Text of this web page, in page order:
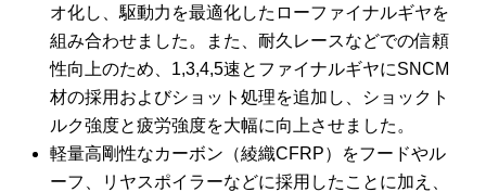
オ化し、駆動力を最適化したローファイナルギヤを
組み合わせました。また、耐久レースなどでの信頼
性向上のため、1,3,4,5速とファイナルギヤにSNCM
材の採用およびショット処理を追加し、ショックト
ルク強度と疲労強度を大幅に向上させました。
軽量高剛性なカーボン（綾織CFRP）をフードやル
ーフ、リヤスポイラーなどに採用したことに加え、